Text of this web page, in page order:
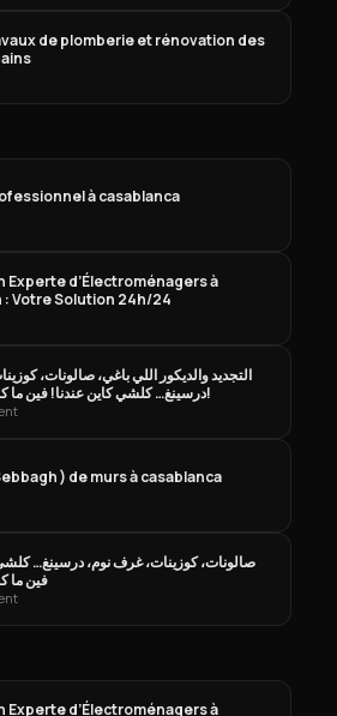
de plomberie et rénovation des
à casablanca
Experte d’Électroménagers à
: Votre Solution 24h/24
التجديد والديكور اللي باغي، صالونات،
درسينغ… كلشي كاين عندنا! فين ما كنت فالمغرب!
Peintre ( Sebbagh ) de murs à casablanca
صالونات، كوزينات، غرف نوم، درسينغ…
فين ما
Experte d’Électroménagers à